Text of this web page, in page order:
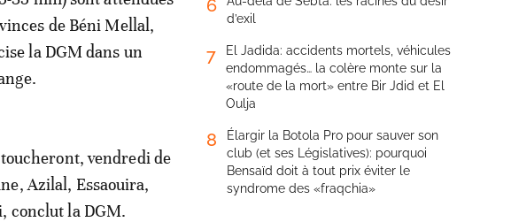
de Béni Mellal,
la DGM dans un
vendredi de
Azilal, Essaouira,
conclut la DGM.
6
d’exil
7
El Jadida: accidents mortels, véhicules
endommagés… la colère monte sur la
«route de la mort» entre Bir Jdid et El
Oulja
8
Élargir la Botola Pro pour sauver son
club (et ses Législatives): pourquoi
Bensaïd doit à tout prix éviter le
syndrome des «fraqchia»